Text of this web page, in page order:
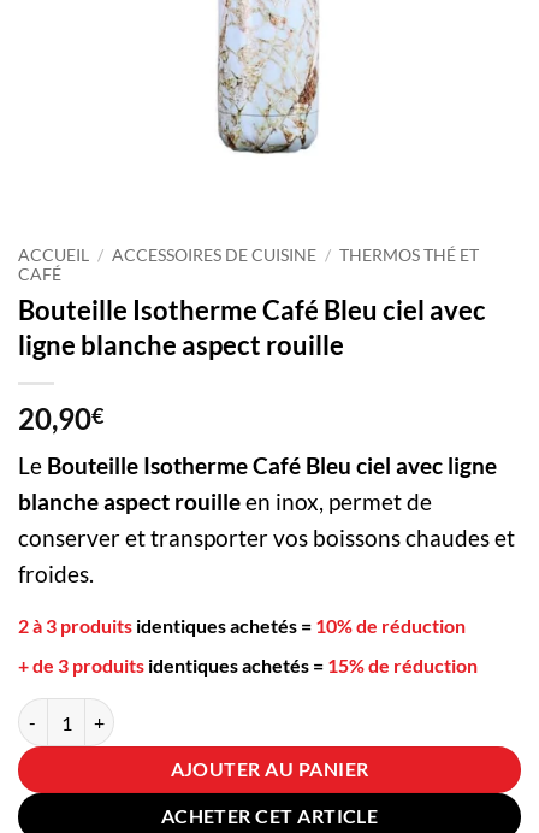
ACCUEIL / ACCESSOIRES DE CUISINE / THERMOS THÉ ET
CAFÉ
Bouteille Isotherme Café Bleu ciel avec
ligne blanche aspect rouille
20,90€
Le Bouteille Isotherme Café Bleu ciel avec ligne
blanche aspect rouilleen inox, permet de
conserver et transporter vos boissons chaudes et
froides.
2 à 3 produits identiques achetés = 10% de réduction
+ de 3 produits identiques achetés = 15% de réduction
quantité de Bouteille Isotherme Café Bleu ciel avec ligne blanche
AJOUTER AU PANIER
ACHETER CET ARTICLE